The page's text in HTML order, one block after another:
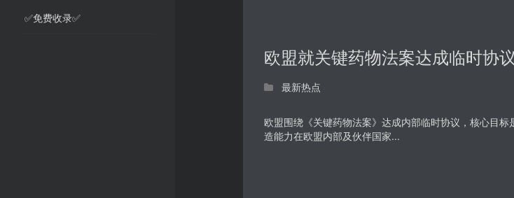
✅免费收录✅
欧盟就关键药物法案达成临时协议
最新热点
欧盟围绕《关键药物法案》达成内部临时协议，核心目
造能力在欧盟内部及伙伴国家...